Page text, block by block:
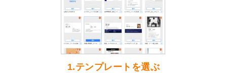
を公開いたしました。
喪中はがきのデザインテンプレート
いたしました。
2025年版1月始まりのカレンダーデザイン
テンプレート
を公開いたしました。
1.テンプレートを選ぶ